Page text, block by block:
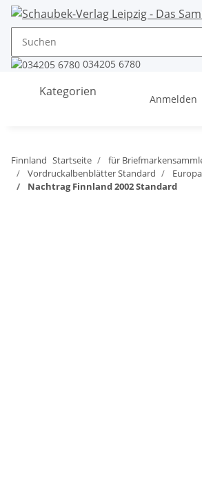
034205 6780
Kategorien
Anmelden
Finnland Startseite
für
Vordruckalbenblätter Standard
Nachtrag Finnland 2002 Standard